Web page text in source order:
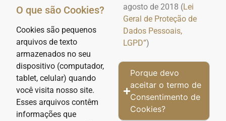
O que são Cookies?
Cookies são pequenos
arquivos de texto
armazenados no seu
dispositivo (computador,
tablet, celular) quando
você visita nosso site.
Esses arquivos contêm
informações que
agosto de 2018 (Lei
Geral de Proteção de
Dados Pessoais,
LGPD”)
Porque devo
aceitar o termo de
Consentimento de
Cookies?